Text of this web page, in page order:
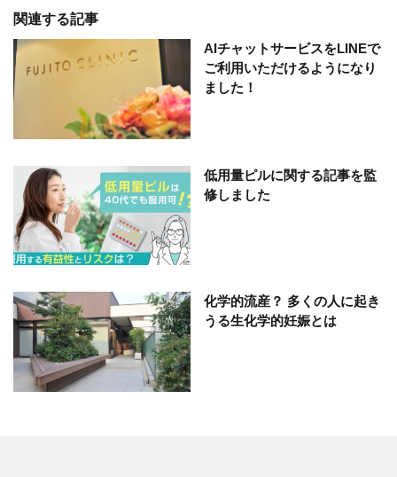
関連する記事
AIチャットサービスをLINEで
ご利用いただけるようになり
ました！
低用量ピルに関する記事を監
修しました
化学的流産？ 多くの人に起き
うる生化学的妊娠とは